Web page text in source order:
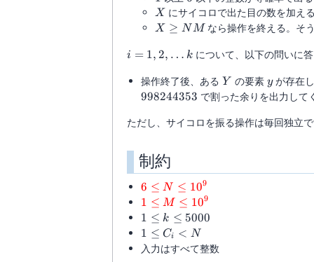
X
X にサイコロで出た目の数を加え
X
NM
X ≥ NMなら操作を終える。そ
i=1,2,\ldots
i = 1, 2, … k について、以下の問いに
操作終了後、ある Y
Y の要素 y
yが存在
998244353 で割った余りを出力して
ただし、サイコロを振る操作は毎回独立
制約
6 \leq
N \leq
10^{9}
6 ≤ N ≤ 109
1\leq
M\leq
10^{9}
1 ≤ M ≤ 109
1
\leq
k
1 ≤ k ≤ 5000
1 \leq
C_{i}
1 ≤ Ci < N
入力はすべて整数